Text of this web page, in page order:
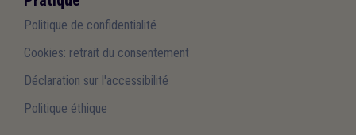
Politique de confidentialité
Cookies: retrait du consentement
Déclaration sur l'accessibilité
Politique éthique